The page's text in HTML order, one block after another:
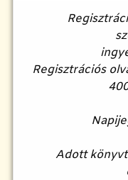
Regisztrációs
Adott